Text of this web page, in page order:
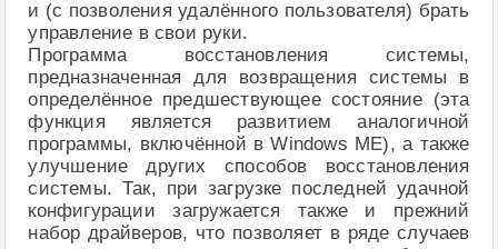
и (с позволения удалённого пользователя) брать
управление в свои руки.
Программа восстановления системы,
предназначенная для возвращения системы в
определённое предшествующее состояние (эта
функция является развитием аналогичной
программы, включённой в Windows ME), а также
улучшение других способов восстановления
системы. Так, при загрузке последней удачной
конфигурации загружается также и прежний
набор драйверов, что позволяет в ряде случаев